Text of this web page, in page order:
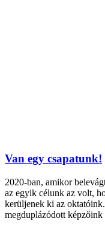
Van egy csapatunk!
2020-ban, amikor
az egyik célunk az volt,
kerüljenek ki az
megduplázódott képzőink